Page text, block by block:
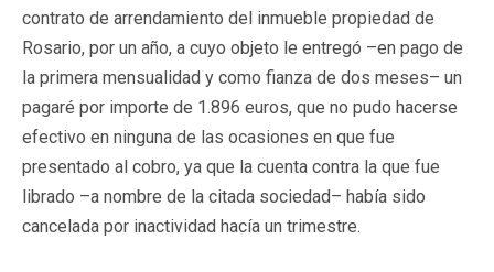
contrato de arrendamiento del inmueble propiedad de
Rosario, por un año, a cuyo objeto le entregó –en pago de
la primera mensualidad y como fianza de dos meses– un
pagaré por importe de 1.896 euros, que no pudo hacerse
efectivo en ninguna de las ocasiones en que fue
presentado al cobro, ya que la cuenta contra la que fue
librado –a nombre de la citada sociedad– había sido
cancelada por inactividad hacía un trimestre.